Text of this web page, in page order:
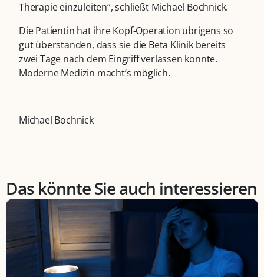
Therapie einzuleiten“, schließt Michael Bochnick.
Die Patientin hat ihre Kopf-Operation übrigens so
gut überstanden, dass sie die Beta Klinik bereits
zwei Tage nach dem Eingriff verlassen konnte.
Moderne Medizin macht’s möglich.
Michael Bochnick
Das könnte Sie auch interessieren